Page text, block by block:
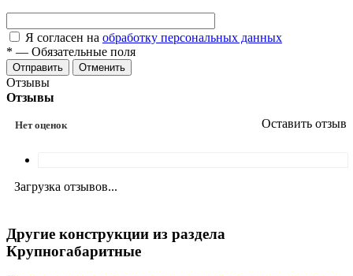
Я согласен на обработку персональных данных
* — Обязательные поля
Отменить
Отзывы
Отзывы
Нет оценок Оставить отзыв
Загрузка отзывов...
Другие конструкции из раздела
Крупногабаритные